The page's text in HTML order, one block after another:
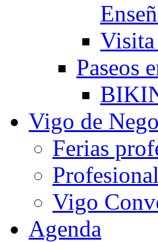
Visita
Paseos
Vigo de
Ferias
Vigo
Agenda